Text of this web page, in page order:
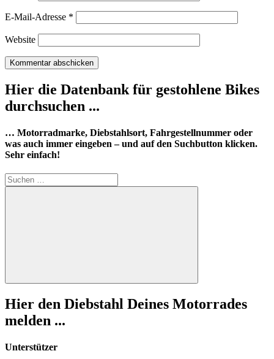
E-Mail-Adresse *
Website
Hier die Datenbank für gestohlene Bikes
durchsuchen ...
… Motorradmarke, Diebstahlsort, Fahrgestellnummer oder
was auch immer eingeben – und auf den Suchbutton klicken.
Sehr einfach!
Suchen
nach:
Suchen
Hier den Diebstahl Deines Motorrades
melden ...
Unterstützer